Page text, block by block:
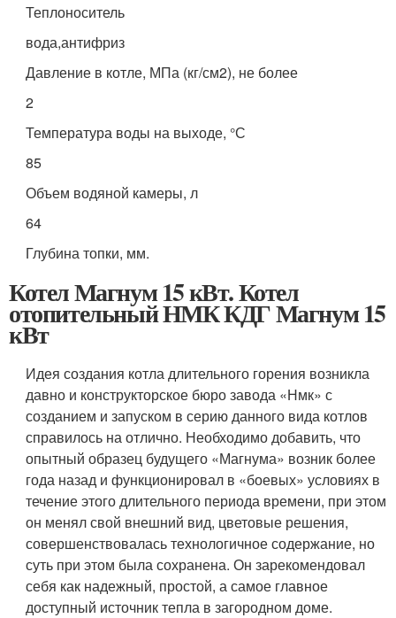
Теплоноситель
вода,антифриз
Давление в котле, МПа (кг/см2), не более
2
Температура воды на выходе, °С
85
Объем водяной камеры, л
64
Глубина топки, мм.
Котел Магнум 15 кВт. Котел
отопительный НМК КДГ Магнум 15
кВт
Идея создания котла длительного горения возникла
давно и конструкторское бюро завода «Нмк» с
созданием и запуском в серию данного вида котлов
справилось на отлично. Необходимо добавить, что
опытный образец будущего «Магнума» возник более
года назад и функционировал в «боевых» условиях в
течение этого длительного периода времени, при этом
он менял свой внешний вид, цветовые решения,
совершенствовалась технологичное содержание, но
суть при этом была сохранена. Он зарекомендовал
себя как надежный, простой, а самое главное
доступный источник тепла в загородном доме.